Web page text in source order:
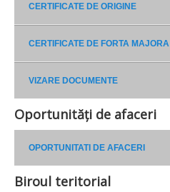
CERTIFICATE DE ORIGINE
CERTIFICATE DE FORTA MAJORA
VIZARE DOCUMENTE
Oportunități de afaceri
OPORTUNITATI DE AFACERI
Biroul teritorial